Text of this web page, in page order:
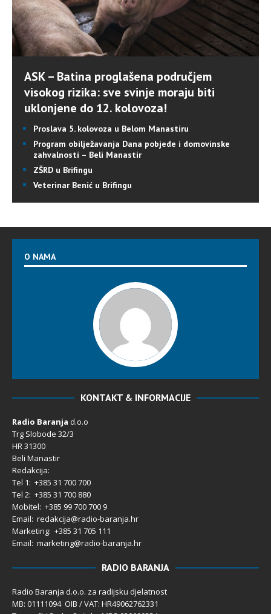
ASK – Batina proglašena područjem
visokog rizika: sve svinje moraju biti
uklonjene do 12. kolovoza!
Proslava 5. kolovoza u Belom Manastiru
Program obilježavanja Dana pobjede i domovinske
zahvalnosti – Beli Manastir
ZŠRD u Brifingu
Veterinar Benić u Brifingu
O NAMA
KONTAKT & INFORMACIJE
Radio Baranja d.o.o
Trg Slobode 32/3
HR 31300
Beli Manastir
Redakcija:
Tel 1: +385 31 700 700
Tel 2: +385 31 700 880
Mobitel: +385 99 700 700 9
Email: redakcija@radio-baranja.hr
Marketing: +385 31 705 111
Email: marketing@radio-baranja.hr
RADIO BARANJA
Radio Baranja d.o.o. za radijsku djelatnost
MB: 01111094 OIB / VAT: HR49062762331